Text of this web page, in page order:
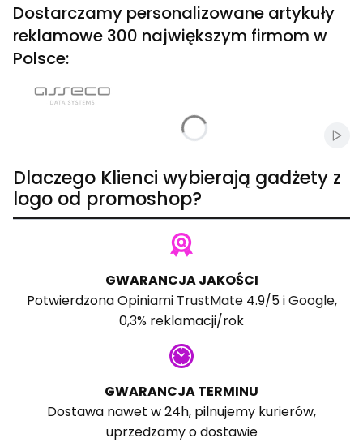
Dostarczamy personalizowane artykuły
reklamowe 300 największym firmom w
Polsce:
Dlaczego Klienci wybierają gadżety z
logo od promoshop?
GWARANCJA JAKOŚCI
PotwierdzonaOpiniami TrustMate4.9/5 iGoogle,
0,3% reklamacji/rok
GWARANCJA TERMINU
Dostawa nawet w 24h, pilnujemy kurierów,
uprzedzamy o dostawie